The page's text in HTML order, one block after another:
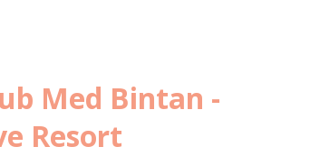
ini tengah melegenda terutama
media. Tempat ini juga sudah
Med Bintan -
Resort